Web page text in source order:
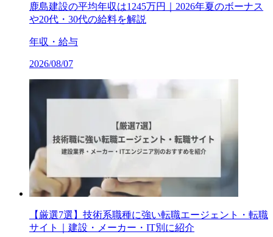
鹿島建設の平均年収は1245万円｜2026年夏のボーナス
や20代・30代の給料を解説
年収・給与
2026/08/07
【厳選7選】技術系職種に強い転職エージェント・転職
サイト｜建設・メーカー・IT別に紹介